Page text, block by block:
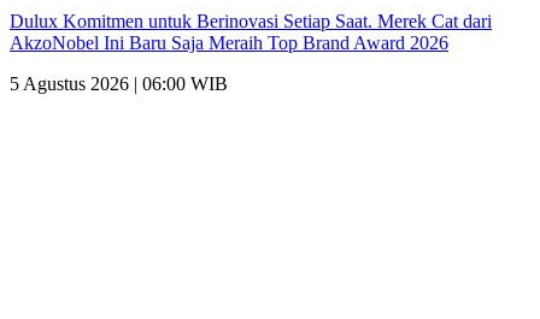
Dulux Komitmen untuk Berinovasi Setiap Saat. Merek Cat dari
AkzoNobel Ini Baru Saja Meraih Top Brand Award 2026
5 Agustus 2026 | 06:00 WIB